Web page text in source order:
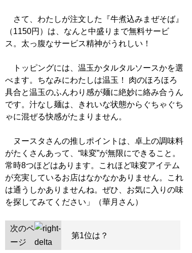
さて、わたしが注文した『牛煮込みまぜそば』
（1150円）は、なんと中盛りまで無料サービ
ス。太っ腹なサービス精神がうれしい！
トッピングには、温玉かタルタルソースかを選
べます。ちなみにわたしは温玉！ 肉のほろほろ
具合と温玉のふんわり感が麺に絶妙に絡み合うん
です。汁なし麺は、きれいな状態からぐちゃぐち
ゃに混ぜる快感がたまりません。
ヌースタさんの推しポイントは、卓上の調味料
がたくさんあって、“味変”が無限にできること。
常時8つほどはあります。これほど味変アイテム
が充実しているお店はなかなかありません。これ
は通うしかありませんね。ぜひ、お気に入りの味
を探してみてください」（華月さん）
次のペ
ージ
第1位は？